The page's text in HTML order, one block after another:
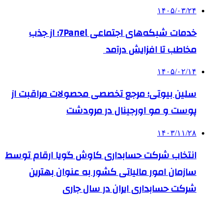
۱۴۰۵/۰۳/۲۴
خدمات شبکه‌های اجتماعی 7Panel؛ از جذب
مخاطب تا افزایش درآمد
۱۴۰۵/۰۲/۱۴
سلین بیوتی؛ مرجع تخصصی محصولات مراقبت از
پوست و مو اورجینال در مرودشت
۱۴۰۳/۱۱/۲۸
انتخاب شرکت حسابداری کاوش گویا ارقام توسط
سازمان امور مالیاتی کشور به عنوان بهترین
شرکت حسابداری ایران در سال جاری